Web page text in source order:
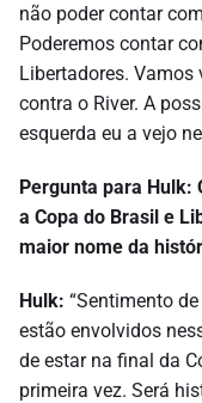
não poder contar
Poderemos contar
Libertadores. Vamos
contra o River. A
esquerda eu a vejo
Pergunta para Hulk:
a Copa do Brasil e
maior nome da
Hulk: “Sentimento
estão envolvidos
de estar na final da
primeira vez. Será